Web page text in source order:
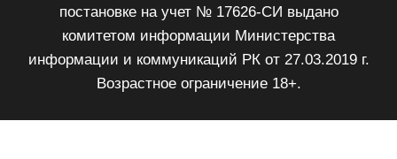
постановке на учет № 17626-СИ выдано
комитетом информации Министерства
информации и коммуникаций РК от 27.03.2019 г.
Возрастное ограничение 18+.